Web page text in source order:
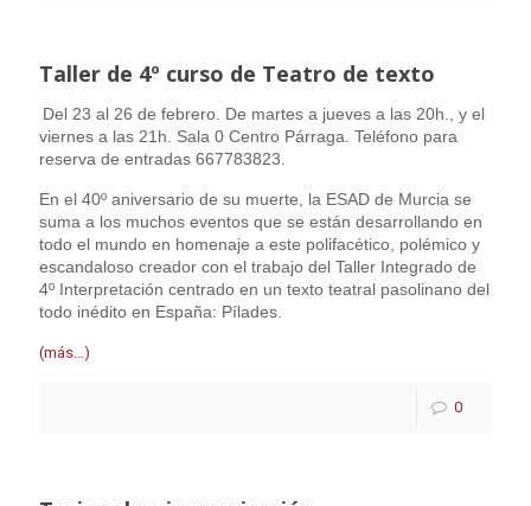
Taller de 4º curso de Teatro de texto
Del 23 al 26 de febrero. De martes a jueves a las 20h., y el
viernes a las 21h. Sala 0 Centro Párraga. Teléfono para
reserva de entradas 667783823.
En el 40º aniversario de su muerte, la ESAD de Murcia se
suma a los muchos eventos que se están desarrollando en
todo el mundo en homenaje a este polifacético, polémico y
escandaloso creador con el trabajo del Taller Integrado de
4º Interpretación centrado en un texto teatral pasolinano del
todo inédito en España: Pílades.
(más…)
0